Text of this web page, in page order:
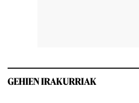
GEHIEN IRAKURRIAK